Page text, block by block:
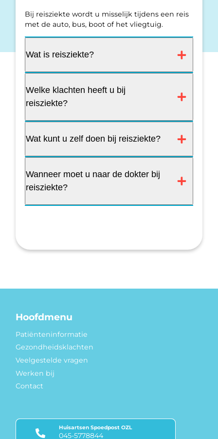
Bij reisziekte wordt u misselijk tijdens een reis
met de auto, bus, boot of het vliegtuig.
Wat is reisziekte?
Welke klachten heeft u bij
reisziekte?
Wat kunt u zelf doen bij reisziekte?
Wanneer moet u naar de dokter bij
reisziekte?
Hoofdmenu
Patiënteninformatie
Gezondheidsklachten
Veelgestelde vragen
Werken bij
Contact
Huisartsen Spoedpost OZL
045-5778844